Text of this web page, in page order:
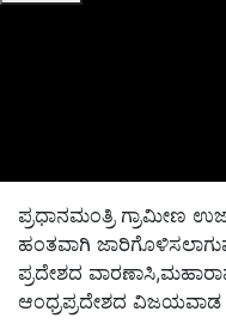
ಪ್ರಧಾನಮಂತ್ರಿ ಗ್ರಾಮೀಣ
ಹಂತವಾಗಿ
ಪ್ರದೇಶದ
ಆಂಧ್ರಪ್ರದೇಶದ ವಿಜಯವಾಡ